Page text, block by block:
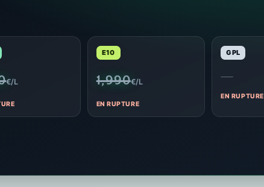
€/L
E10
1,990€/L
EN RUPTURE
GPL
—
EN RUPTURE